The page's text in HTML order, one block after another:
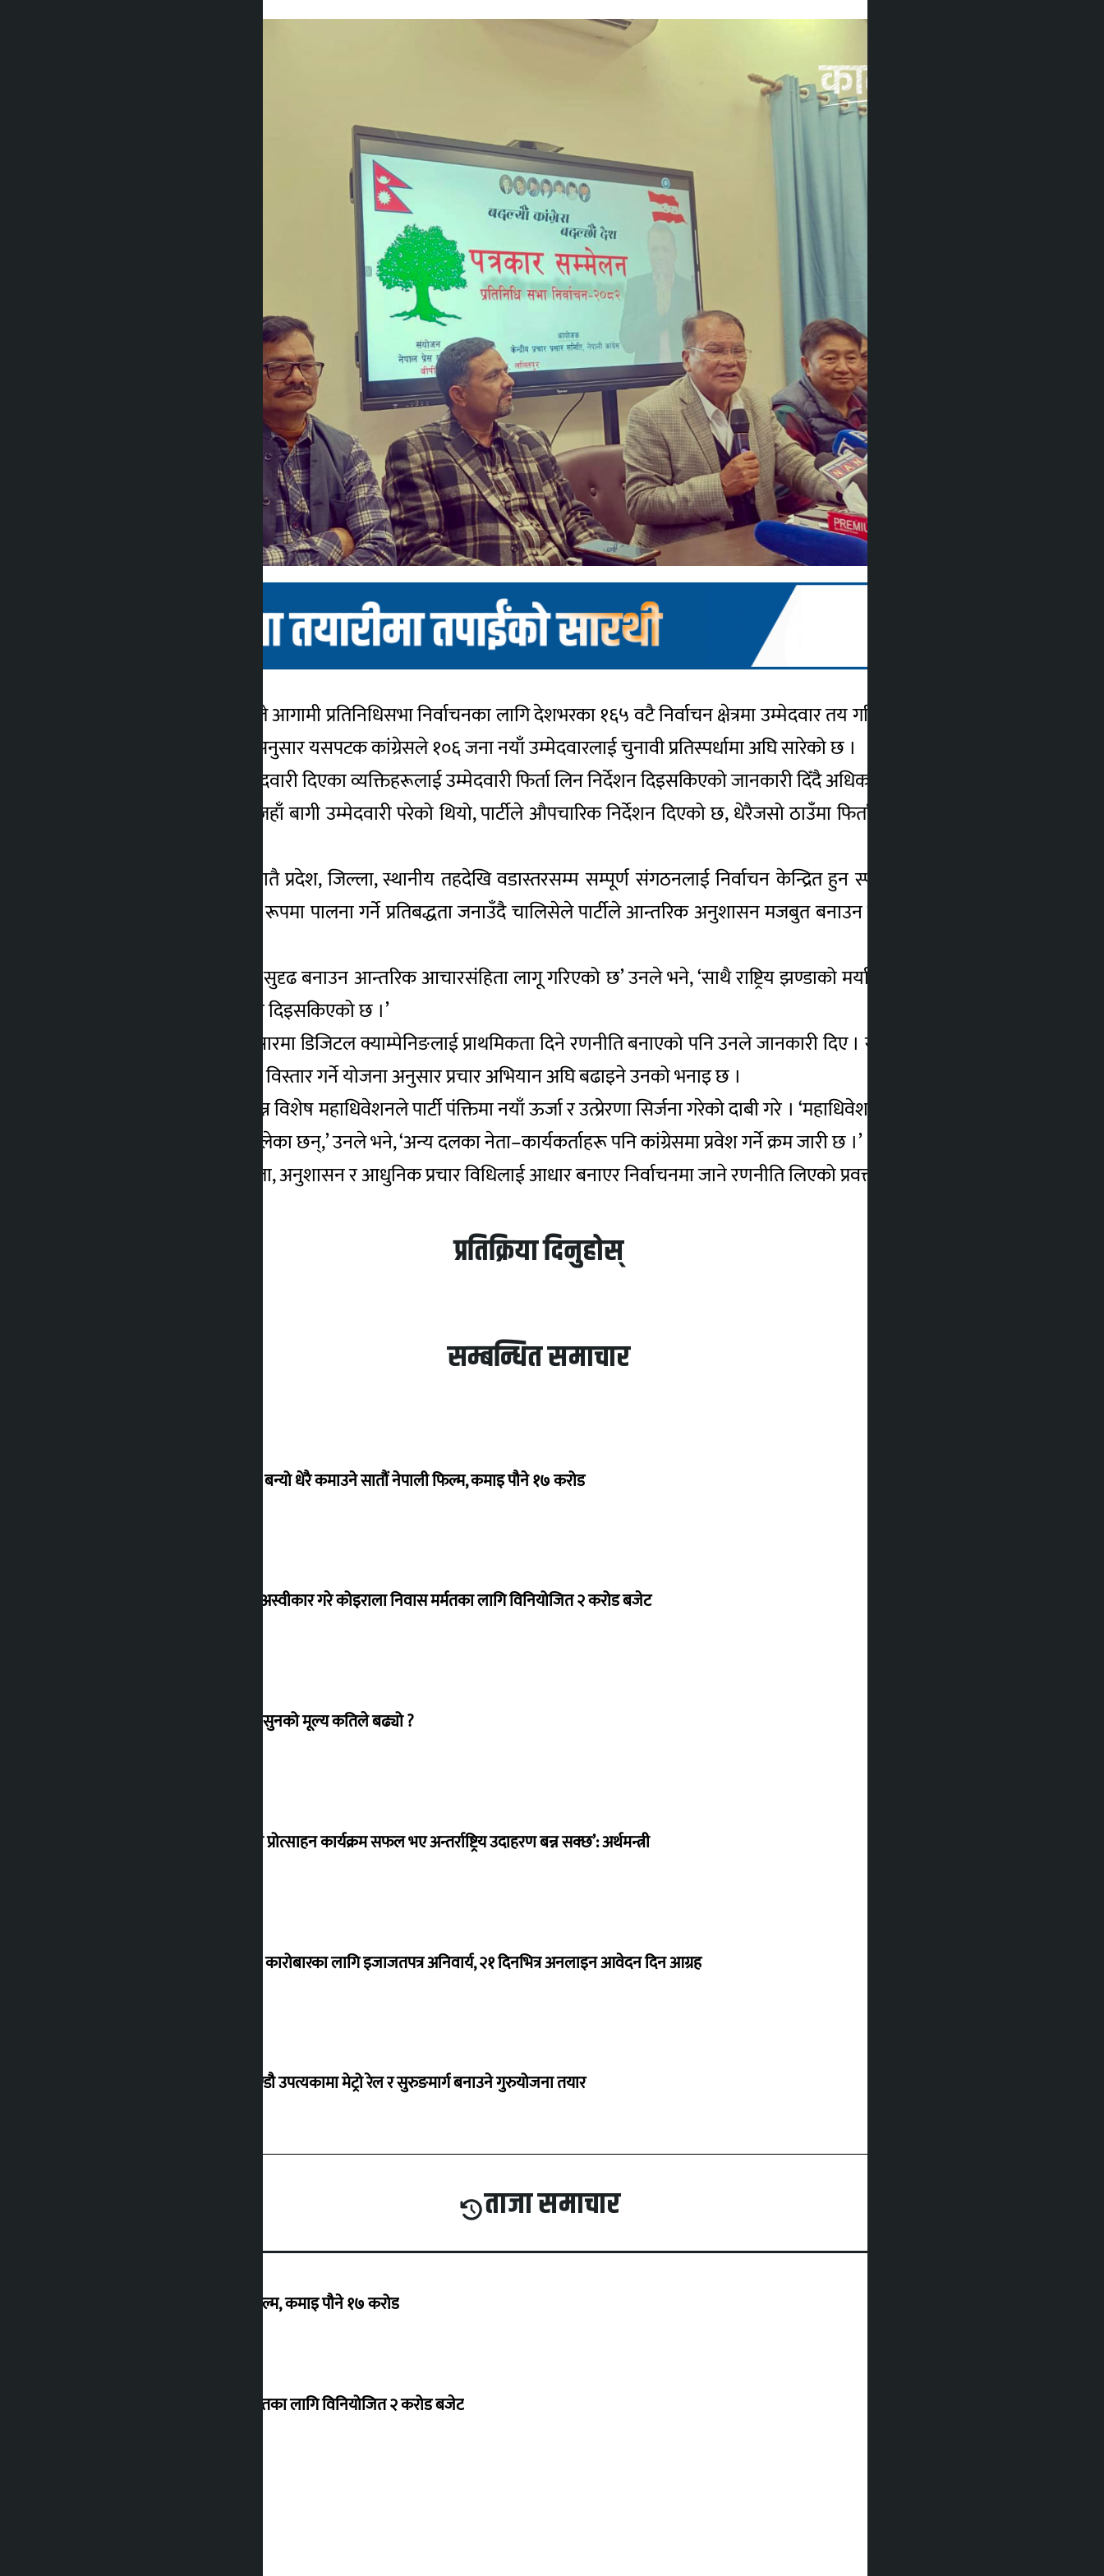
काठमाडौं । नेपाली कांग्रेसले आगामी प्रतिनिधिसभा निर्वाचनका लागि देशभरका १६५ वटै निर्वाचन क्षेत्रमा उम्मेदवार तय गरिसकेको जनाएको छ । पार्टी
प्रवक्ता देवराज चालिसेका अनुसार यसपटक कांग्रेसले १०६ जना नयाँ उम्मेदवारलाई चुनावी प्रतिस्पर्धामा अघि सारेको छ ।
प्रवक्ता चालिसेले बागी उम्मेदवारी दिएका व्यक्तिहरूलाई उम्मेदवारी फिर्ता लिन निर्देशन दिइसकिएको जानकारी दिँदै अधिकांश स्थानमा उम्मेदवारी फिर्ता
भइसकेको बताए । ‘जहाँ–जहाँ बागी उम्मेदवारी परेको थियो, पार्टीले औपचारिक निर्देशन दिएको छ, धेरैजसो ठाउँमा फिर्ता समेत भइसकेको छ,’ उनले
उनका अनुसार कांग्रेसले सातै प्रदेश, जिल्ला, स्थानीय तहदेखि वडास्तरसम्म सम्पूर्ण संगठनलाई निर्वाचन केन्द्रित हुन स्पष्ट निर्देशन दिइसकेको छ ।
निर्वाचन आचारसंहिता पूर्ण रूपमा पालना गर्ने प्रतिबद्धता जनाउँदै चालिसेले पार्टीले आन्तरिक अनुशासन मजबुत बनाउन छुट्टै आन्तरिक आचारसंहिता
‘पार्टीलाई आन्तरिक रूपमा सुदृढ बनाउन आन्तरिक आचारसंहिता लागू गरिएको छ’ उनले भने, ‘साथै राष्ट्रिय झण्डाको मर्यादा र सम्मान कायम गर्न सबै
नेता–कार्यकर्तालाई निर्देशन दिइसकिएको छ ।’
कांग्रेसले यसपटक प्रचारप्रसारमा डिजिटल क्याम्पेनिङलाई प्राथमिकता दिने रणनीति बनाएको पनि उनले जानकारी दिए । सामाजिक सञ्जाल र डिजिटल
माध्यममार्फत मतदाता पहुँच विस्तार गर्ने योजना अनुसार प्रचार अभियान अघि बढाइने उनको भनाइ छ ।
प्रवक्ता चालिसेले हालै सम्पन्न विशेष महाधिवेशनले पार्टी पंक्तिमा नयाँ ऊर्जा र उत्प्रेरणा सिर्जना गरेको दाबी गरे । ‘महाधिवेशनमा सहभागी नहुनेहरू समेत
पार्टी गतिविधिमा जोडिन थालेका छन्,’ उनले भने, ‘अन्य दलका नेता–कार्यकर्ताहरू पनि कांग्रेसमा प्रवेश गर्ने क्रम जारी छ ।’
कांग्रेसले संगठनात्मक एकता, अनुशासन र आधुनिक प्रचार विधिलाई आधार बनाएर निर्वाचनमा जाने रणनीति लिएको प्रवक्ता चालिसेको भनाइ छ ।
प्रतिक्रिया दिनुहोस्
सम्बन्धित समाचार
‘गौंथली’ बन्यो धेरै कमाउने सातौं नेपाली फिल्म, कमाइ पौने १७ करोड
शेखरले अस्वीकार गरे कोइराला निवास मर्मतका लागि विनियोजित २ करोड बजेट
शुक्रबार सुनको मूल्य कतिले बढ्यो ?
‘करदाता प्रोत्साहन कार्यक्रम सफल भए अन्तर्राष्ट्रिय उदाहरण बन्न सक्छ’: अर्थमन्त्री
घरजग्गा कारोबारका लागि इजाजतपत्र अनिवार्य, २१ दिनभित्र अनलाइन आवेदन दिन आग्रह
काठमाण्डौ उपत्यकामा मेट्रो रेल र सुरुङमार्ग बनाउने गुरुयोजना तयार
ताजा समाचार
‘गौंथली’ बन्यो धेरै कमाउने सातौं नेपाली फिल्म, कमाइ पौने १७ करोड
शेखरले अस्वीकार गरे कोइराला निवास मर्मतका लागि विनियोजित २ करोड बजेट